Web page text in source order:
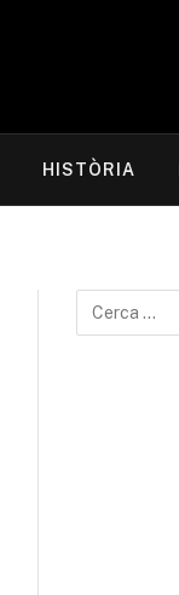
HISTÒRIA